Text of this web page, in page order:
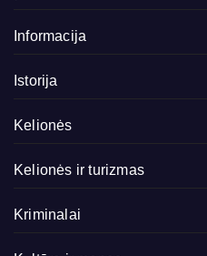
Informacija
Istorija
Kelionės
Kelionės ir turizmas
Kriminalai